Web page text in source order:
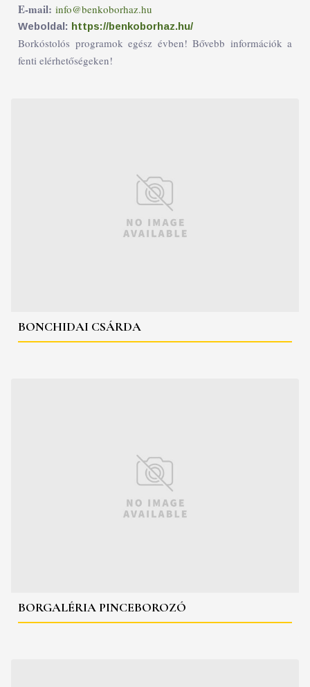
E-mail: info@benkoborhaz.hu
Weboldal: https://benkoborhaz.hu/
Borkóstolós programok egész évben! Bővebb információk a
fenti elérhetőségeken!
BONCHIDAI CSÁRDA
BORGALÉRIA PINCEBOROZÓ